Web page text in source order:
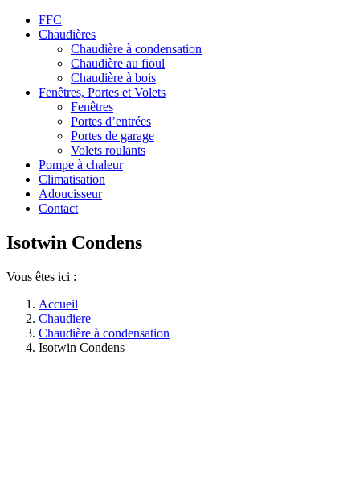
FFC
Chaudières
Chaudière à condensation
Chaudière au fioul
Chaudière à bois
Fenêtres, Portes et Volets
Fenêtres
Portes d’entrées
Portes de garage
Volets roulants
Pompe à chaleur
Climatisation
Adoucisseur
Contact
Isotwin Condens
Vous êtes ici :
Accueil
Chaudiere
Chaudière à condensation
Isotwin Condens